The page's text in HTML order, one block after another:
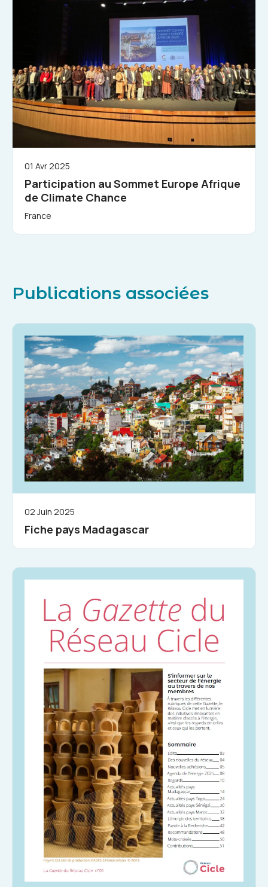
01 Avr 2025
Participation au Sommet Europe Afrique
de Climate Chance
France
Publications associées
02 Juin 2025
Fiche pays Madagascar